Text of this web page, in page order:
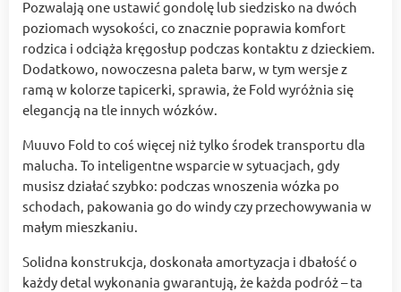
Pozwalają one ustawić gondolę lub siedzisko na dwóch
poziomach wysokości, co znacznie poprawia komfort
rodzica i odciąża kręgosłup podczas kontaktu z dzieckiem.
Dodatkowo, nowoczesna paleta barw, w tym wersje z
ramą w kolorze tapicerki, sprawia, że Fold wyróżnia się
elegancją na tle innych wózków.
Muuvo Fold to coś więcej niż tylko środek transportu dla
malucha. To inteligentne wsparcie w sytuacjach, gdy
musisz działać szybko: podczas wnoszenia wózka po
schodach, pakowania go do windy czy przechowywania w
małym mieszkaniu.
Solidna konstrukcja, doskonała amortyzacja i dbałość o
każdy detal wykonania gwarantują, że każda podróż – ta